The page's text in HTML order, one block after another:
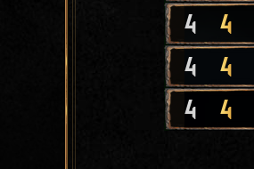
4 4
4 4
4 4